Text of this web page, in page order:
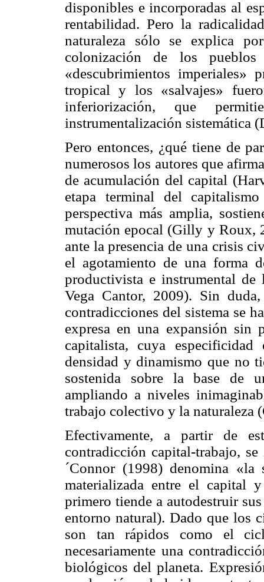
disponibles e incorporadas al
rentabilidad. Pero la
naturaleza sólo se explica
colonización de los
«descubrimientos imperiales»
tropical y los «salvajes»
inferiorización, que
instrumentalización sistemática
Pero entonces, ¿qué tiene de
numerosos los autores que
de acumulación del capital
etapa terminal del
perspectiva más amplia,
mutación epocal (Gilly y Roux,
ante la presencia de una crisis
el agotamiento de una forma
productivista e instrumental de
Vega Cantor, 2009). Sin
contradicciones del sistema se
expresa en una expansión sin
capitalista, cuya
densidad y dinamismo que no
sostenida sobre la base de
ampliando a niveles
trabajo colectivo y la naturaleza (
Efectivamente, a partir de
contradicción capital-trabajo,
´Connor(1998) denomina «la
materializada entre el capital
primero tiende a autodestruir
entorno natural). Dado que los
son tan rápidos como el
necesariamente una
biológicos del planeta.